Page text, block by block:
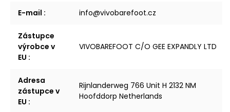
E-mail : info@vivobarefoot.cz
Zástupce
výrobce v
EU :
VIVOBAREFOOT C/O GEE EXPANDLY LTD
Adresa
zástupce v
EU :
Rijnlanderweg 766 Unit H 2132 NM
Hoofddorp Netherlands